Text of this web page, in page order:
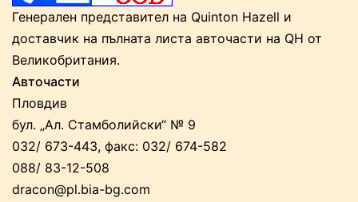
Генерален представител на Quinton Hazell и
доставчик на пълната листа авточасти на QH от
Великобритания.
Авточасти
Пловдив
бул. „Ал. Стамболийски“ № 9
032/ 673-443, факс: 032/ 674-582
088/ 83-12-508
dracon@pl.bia-bg.com